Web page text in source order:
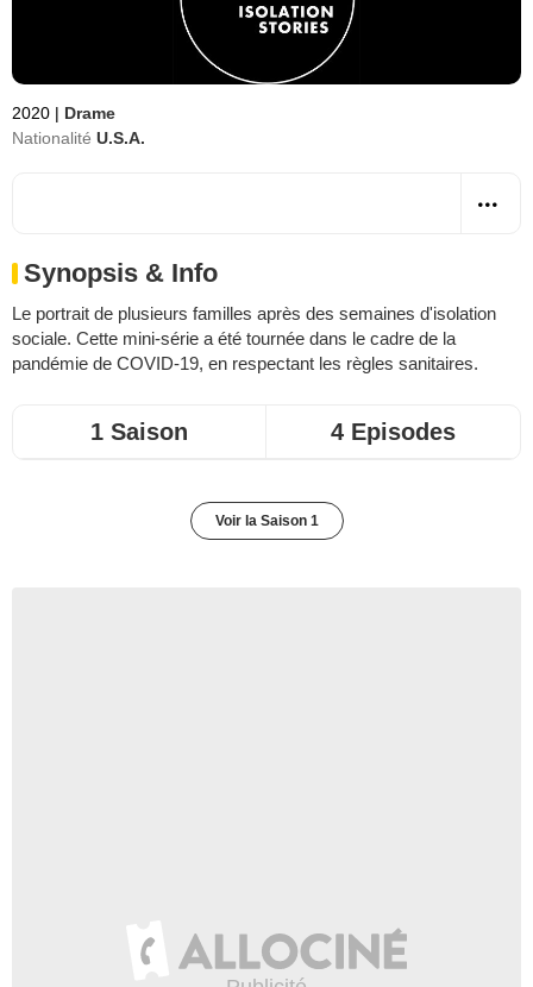
2020 | Drame
Nationalité U.S.A.
Synopsis & Info
Le portrait de plusieurs familles après des semaines d'isolation
sociale. Cette mini-série a été tournée dans le cadre de la
pandémie de COVID-19, en respectant les règles sanitaires.
1 Saison 4 Episodes
Voir la Saison 1